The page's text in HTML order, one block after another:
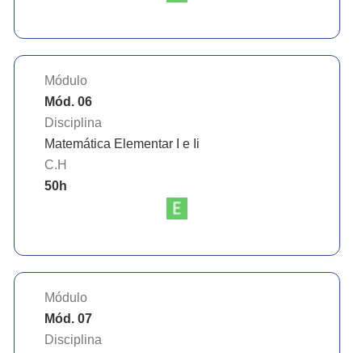
Módulo
Mód. 06
Disciplina
Matemática Elementar I e Ii
C.H
50h
Módulo
Mód. 07
Disciplina